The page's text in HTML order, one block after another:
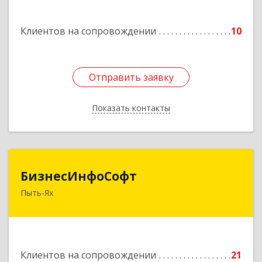
Клиентов на сопровождении 10
Отправить заявку
Показать контакты
Подробнее
Отправить заявку
Назад
БизнесИнфоСофт
Пыть-Ях
Клиентов на сопровождении
21
БизнесИнфоСофт
628380, Ханты-Мансийский Автономный округ
Подробнее